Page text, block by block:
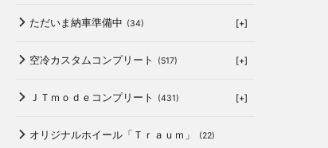
ただいま納車準備中 (34) [+]
空冷カスタムコンプリート (517) [+]
ＪＴｍｏｄｅコンプリート (431) [+]
オリジナルホイール「Ｔｒａｕｍ」 (22)